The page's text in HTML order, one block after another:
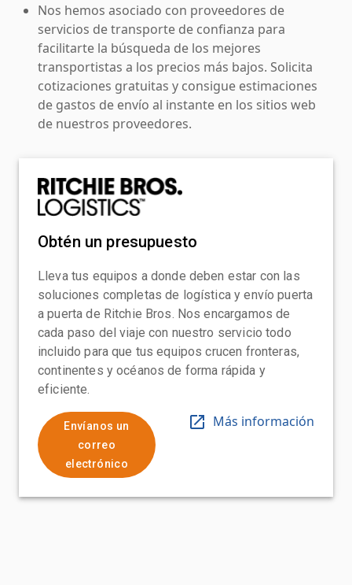
Nos hemos asociado con proveedores de
servicios de transporte de confianza para
facilitarte la búsqueda de los mejores
transportistas a los precios más bajos. Solicita
cotizaciones gratuitas y consigue estimaciones
de gastos de envío al instante en los sitios web
de nuestros proveedores.
Obtén un presupuesto
Lleva tus equipos a donde deben estar con las
soluciones completas de logística y envío puerta
a puerta de Ritchie Bros. Nos encargamos de
cada paso del viaje con nuestro servicio todo
incluido para que tus equipos crucen fronteras,
continentes y océanos de forma rápida y
eficiente.
Envíanos un
correo
electrónico
Más información